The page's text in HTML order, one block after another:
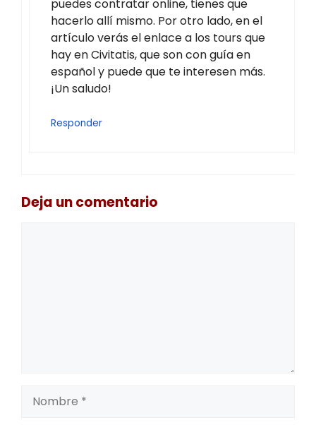
puedes contratar online, tienes que
hacerlo allí mismo. Por otro lado, en el
artículo verás el enlace a los tours que
hay en Civitatis, que son con guía en
español y puede que te interesen más.
¡Un saludo!
Responder
Deja un comentario
Nombre